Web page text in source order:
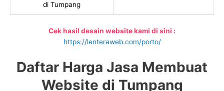
di Tumpang
Cek hasil desain website kami di sini :
https://lenteraweb.com/porto/
Daftar Harga Jasa Membuat
Website di Tumpang